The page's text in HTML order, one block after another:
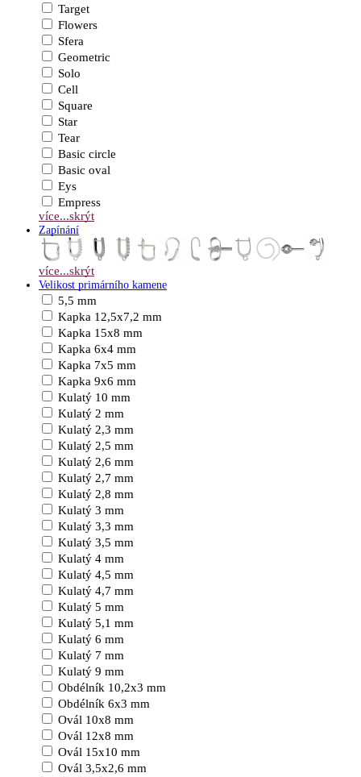
Target
Flowers
Sfera
Geometric
Solo
Cell
Square
Star
Tear
Basic circle
Basic oval
Eys
Empress
více...skrýt
Zapínání
více...skrýt
Velikost primárního kamene
5,5 mm
Kapka 12,5x7,2 mm
Kapka 15x8 mm
Kapka 6x4 mm
Kapka 7x5 mm
Kapka 9x6 mm
Kulatý 10 mm
Kulatý 2 mm
Kulatý 2,3 mm
Kulatý 2,5 mm
Kulatý 2,6 mm
Kulatý 2,7 mm
Kulatý 2,8 mm
Kulatý 3 mm
Kulatý 3,3 mm
Kulatý 3,5 mm
Kulatý 4 mm
Kulatý 4,5 mm
Kulatý 4,7 mm
Kulatý 5 mm
Kulatý 5,1 mm
Kulatý 6 mm
Kulatý 7 mm
Kulatý 9 mm
Obdélník 10,2x3 mm
Obdélník 6x3 mm
Ovál 10x8 mm
Ovál 12x8 mm
Ovál 15x10 mm
Ovál 3,5x2,6 mm